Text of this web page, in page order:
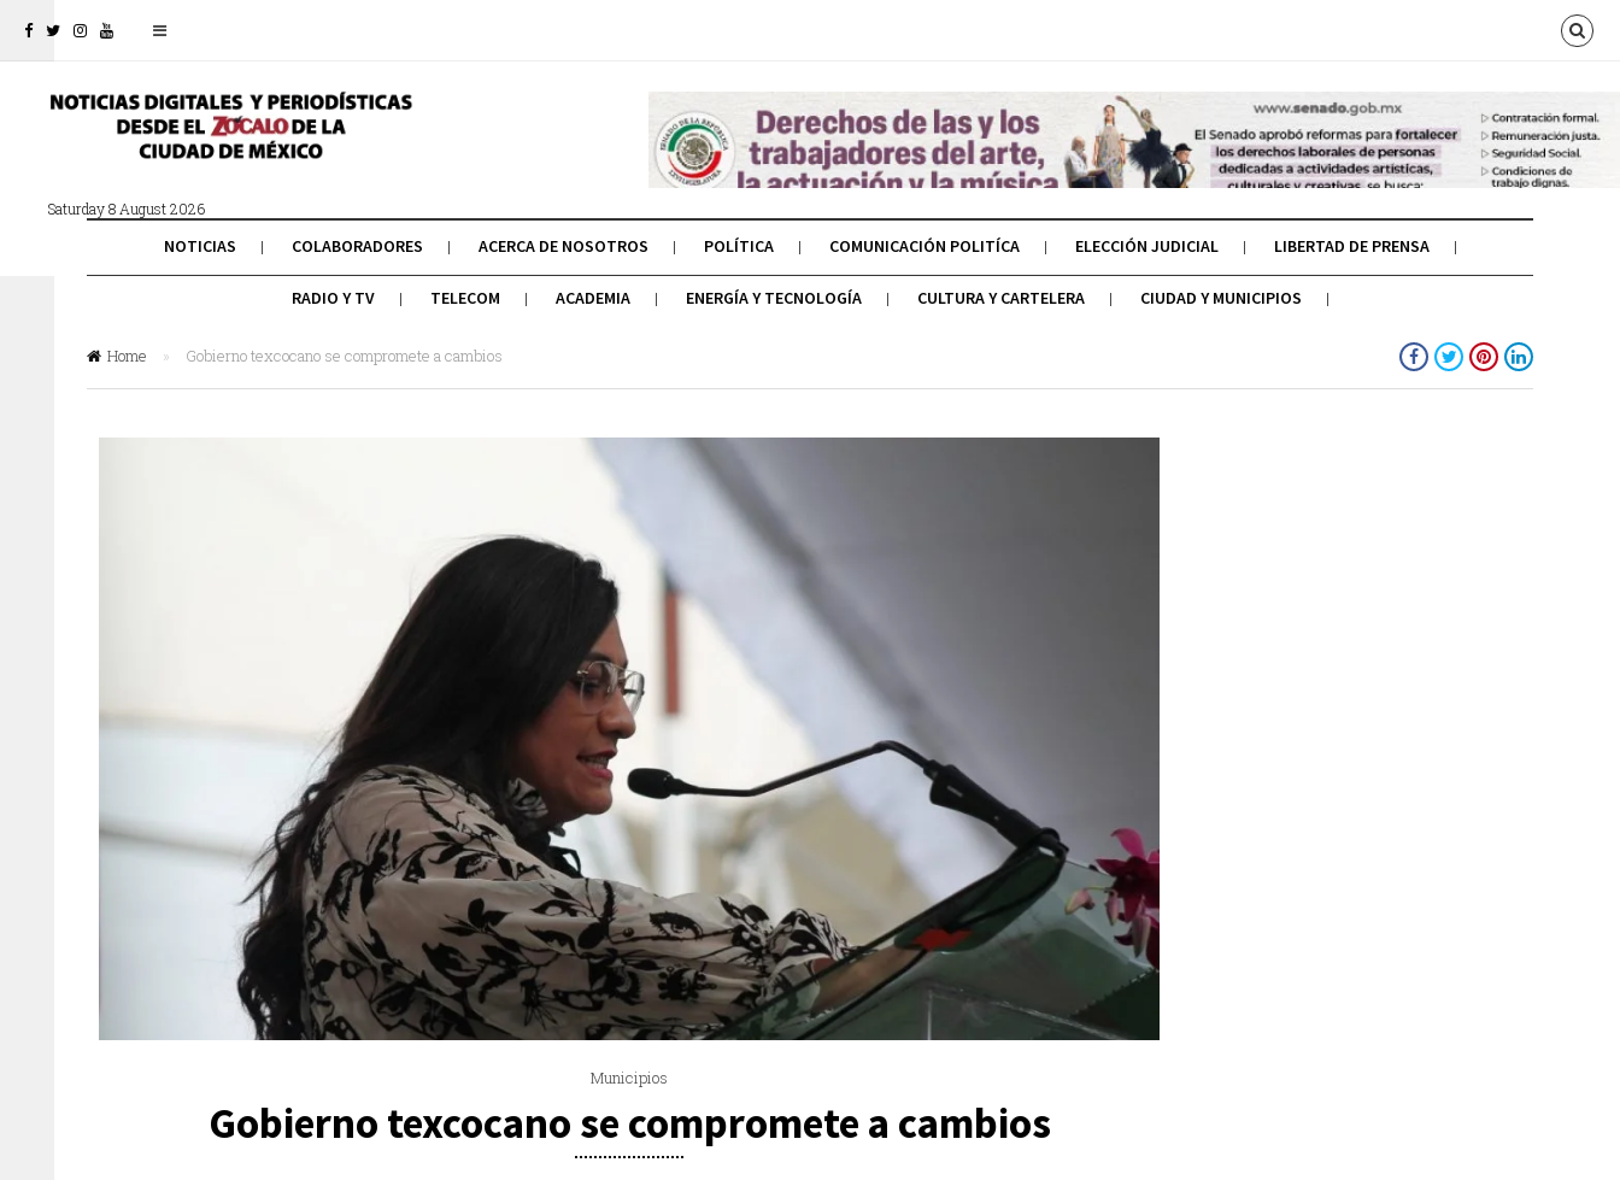
Saturday 8 August 2026
NOTICIAS COLABORADORES ACERCA DE NOSOTROS POLÍTICA COMUNICACIÓN POLITÍCA ELECCIÓN JUDICIAL LIBERTAD DE PRENSA
RADIO Y TV TELECOM ACADEMIA ENERGÍA Y TECNOLOGÍA CULTURA Y CARTELERA CIUDAD Y MUNICIPIOS
Home » Gobierno texcocano se compromete a cambios
Municipios
Gobierno texcocano se compromete a cambios